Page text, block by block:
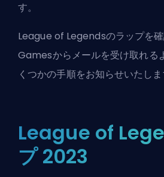
す。
League of Legendsのラップを確
Gamesからメールを受け取れる
くつかの手順をお知らせいたしま
League of
プ 2023